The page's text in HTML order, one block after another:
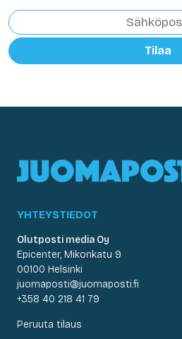
Tilaa
YHTEYSTIEDOT
Olutposti media Oy
Epicenter, Mikonkatu 9
00100 Helsinki
juomaposti@juomaposti.fi
+358 40 218 41 79
Peruuta tilaus